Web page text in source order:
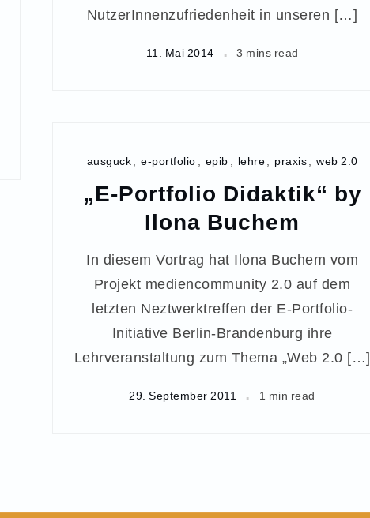
NutzerInnenzufriedenheit in unseren […]
11. Mai 2014 3 mins read
ausguck
e-portfolio epib lehre praxis web 2.0
„E-Portfolio Didaktik“ by
Ilona Buchem
In diesem Vortrag hat Ilona Buchem vom
Projekt mediencommunity 2.0 auf dem
letzten Neztwerktreffen der E-Portfolio-
Initiative Berlin-Brandenburg ihre
Lehrveranstaltung zum Thema „Web 2.0 […]
29. September 2011 1 min read